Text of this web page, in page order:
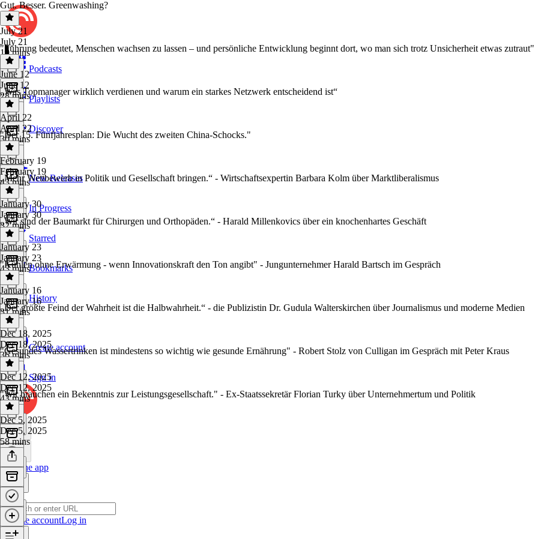
Podcasts
Playlists
Discover
New Releases
In Progress
Starred
Bookmarks
History
Create account
Sign in
Get the app
Create accountLog in
Gut. Besser. Greenwashing?
July 21
July 21
19 mins
"Führung bedeutet, Menschen wachsen zu lassen – und persönliche Entwicklung beginnt dort, wo man sich trotz Unsicherheit etwas zutraut"
June 12
June 12
28 mins
„Was Topmanager wirklich verdienen und warum ein starkes Netzwerk entscheidend ist“
April 22
April 22
30 mins
"Der 15. Fünfjahresplan: Die Wucht des zweiten China-Schocks."
February 19
February 19
43 mins
„Mehr Wettbewerb in Politik und Gesellschaft bringen.“ - Wirtschaftsexpertin Barbara Kolm über Marktliberalismus
January 30
January 30
32 mins
„Wir sind der Baumarkt für Chirurgen und Orthopäden.“ - Harald Millenkovics über ein knochenhartes Geschäft
January 23
January 23
43 mins
"Kühlen ohne Erwärmung - wenn Innovationskraft den Ton angibt" - Jungunternehmer Harald Bartsch im Gespräch
January 16
January 16
31 mins
„Der größte Feind der Wahrheit ist die Halbwahrheit.“ - die Publizistin Dr. Gudula Walterskirchen über Journalismus und moderne Medien
Dec 18, 2025
Dec 18, 2025
36 mins
"Gesundes Wassertrinken ist mindestens so wichtig wie gesunde Ernährung" - Robert Stolz von Culligan im Gespräch mit Peter Kraus
Dec 12, 2025
Dec 12, 2025
43 mins
"Wir brauchen ein Bekenntnis zur Leistungsgesellschaft." - Ex-Staatssekretär Florian Turky über Unternehmertum und Politik
Dec 5, 2025
Dec 5, 2025
58 mins